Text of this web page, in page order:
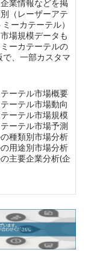
業情報などを掲
（レーザーアテ
ーカテーテル）
場規模データも
ーカテーテルの
、一部カスタマ
ーテル市場概要
ーテル市場動向
ーテル市場規模
ーテル市場予測
種類別市場分析
用途別市場分析
主要企業分析(企